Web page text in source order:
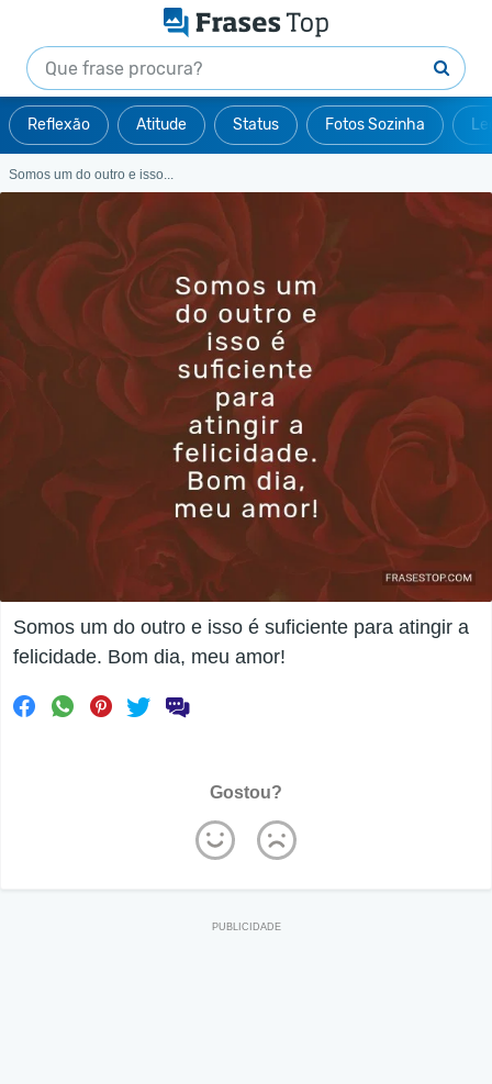
Reflexão Atitude Status Fotos Sozinha
Somos um do outro e isso...
Somos um do outro e isso é suficiente para atingir a
felicidade. Bom dia, meu amor!
Gostou?